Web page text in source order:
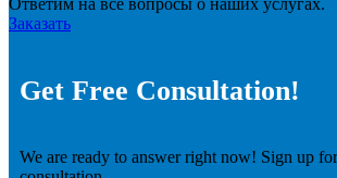
Ответим на все вопросы о наших услугах.
Заказать
Get Free Consultation!
We are ready to answer right now! Sign up